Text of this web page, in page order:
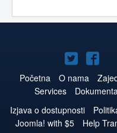
Joomla!
na
Twitteru
na
Početna O nama
Services
Izjava o dostupnosti
Joomla! with $5
Help